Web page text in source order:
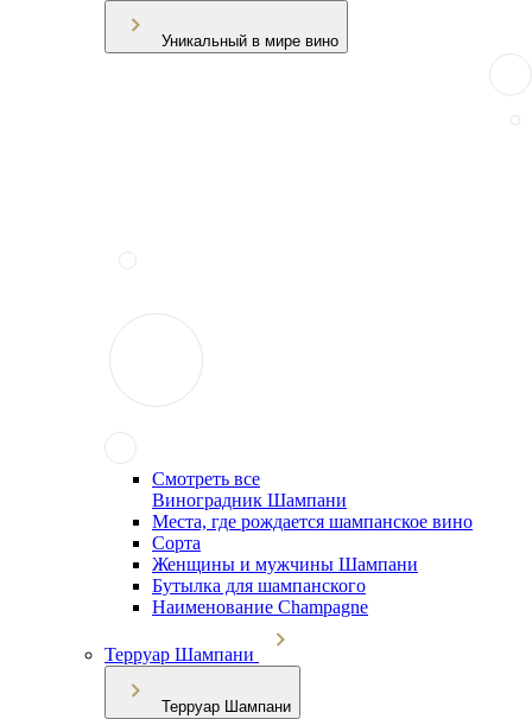
Уникальный в мире вино
Смотреть все
Виноградник Шампани
Места, где рождается шампанское вино
Сорта
Женщины и мужчины Шампани
Бутылка для шампанского
Наименование Champagne
Терруар Шампани
Терруар Шампани